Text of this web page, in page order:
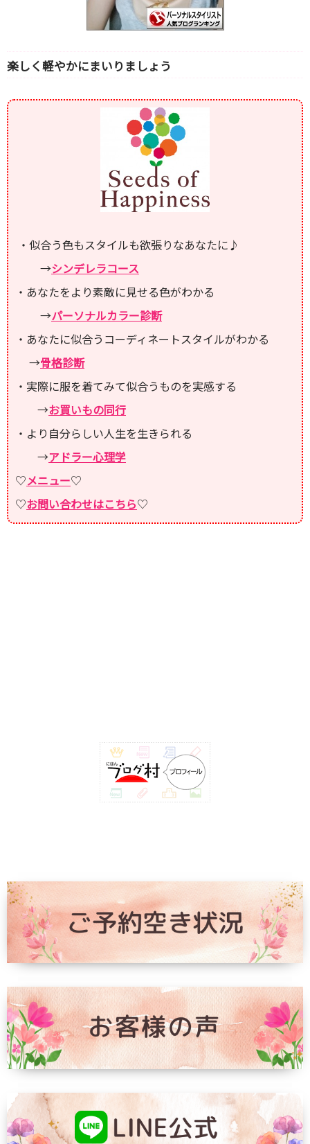
楽しく軽やかにまいりましょう
・似合う色もスタイルも欲張りなあなたに♪
→シンデレラコース
・あなたをより素敵に見せる色がわかる
→パーソナルカラー診断
・あなたに似合うコーディネートスタイルがわかる
→骨格診断
・実際に服を着てみて似合うものを実感する
→お買いもの同行
・より自分らしい人生を生きられる
→アドラー心理学
♡メニュー♡
♡お問い合わせはこちら♡